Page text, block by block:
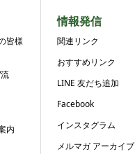
皆様
内
情報発信
関連リンク
おすすめリンク
LINE 友だち追加
Facebook
インスタグラム
メルマガ アーカイブ